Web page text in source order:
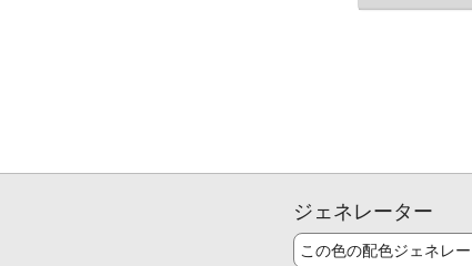
ジェネレーター
この色の配色ジェネレ